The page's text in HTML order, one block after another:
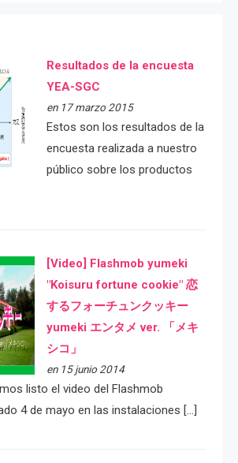
Resultados de la encuesta
YEA-SGC
en 17 marzo 2015
Estos son los resultados de la
encuesta realizada a nuestro
público sobre los productos
[Video] Flashmob yumeki
"Koisuru fortune cookie" 恋
するフォーチュンクッキー
yumeki エンタメ ver. 「メキ
シコ」
en 15 junio 2014
listo el video del Flashmob
4 de mayo en las instalaciones […]